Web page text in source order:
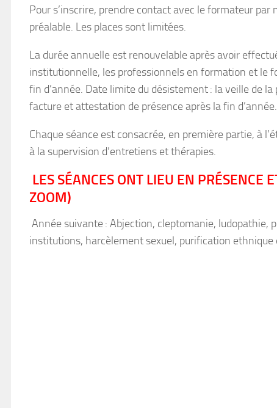
Pour s’inscrire, prendre contact avec le formateur
préalable. Les places sont limitées.
La durée annuelle est renouvelable après avoir
institutionnelle, les professionnels en formation et le
fin d’année. Date limite du désistement : la veille de
facture et attestation de présence après la fin d’année.
Chaque séance est consacrée, en première partie, à
à la supervision d’entretiens et thérapies.
LES SÉANCES ONT LIEU EN PRÉSENCE
ZOOM)
Année suivante : Abjection, cleptomanie, ludopathie,
institutions, harcèlement sexuel, purification